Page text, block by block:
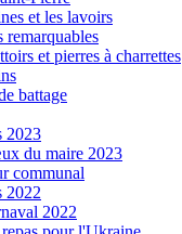
et les lavoirs
remarquables
et pierres à charrettes
battage
2023
du maire 2023
communal
2022
2022